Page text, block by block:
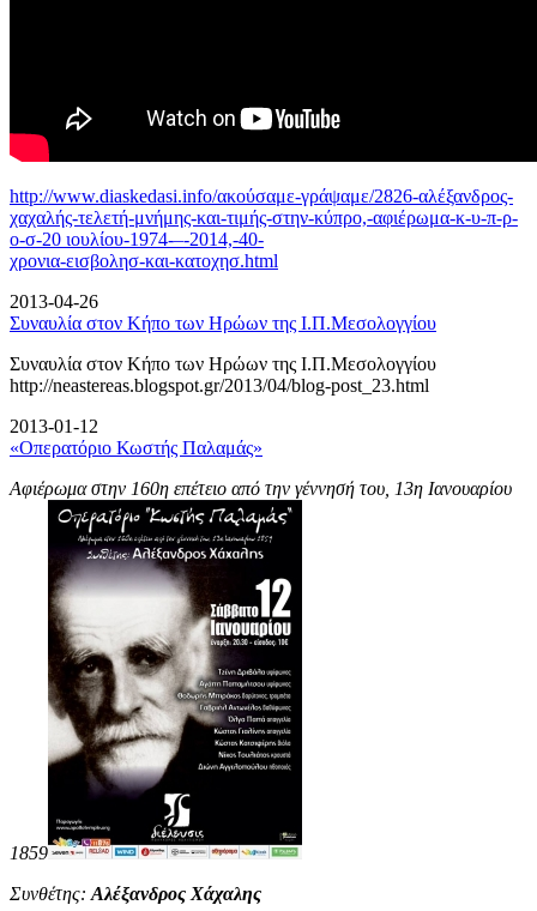
http://www.diaskedasi.info/ακούσαμε-γράψαμε/2826-αλέξανδρος-
χαχαλής-τελετή-μνήμης-και-τιμής-στην-κύπρο,-αφιέρωμα-κ-υ-π-ρ-
ο-σ-20 ιουλίου-1974-–-2014,-40-
χρονια-εισβολησ-και-κατοχησ.html
2013-04-26
Συναυλία στον Κήπο των Ηρώων της Ι.Π.Μεσολογγίου
Συναυλία στον Κήπο των Ηρώων της Ι.Π.Μεσολογγίου
http://neastereas.blogspot.gr/2013/04/blog-post_23.html
2013-01-12
«Οπερατόριο Κωστής Παλαμάς»
Αφιέρωμα στην 160η επέτειο από την γέννησή του, 13η Ιανουαρίου
1859
Συνθέτης: Αλέξανδρος Χάχαλης